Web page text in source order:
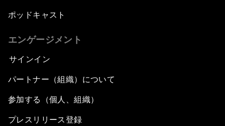
ポッドキャスト
エンゲージメント
サインイン
パートナー（組織）について
参加する（個人、組織）
プレスリリース登録